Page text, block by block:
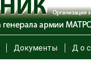
Документы Д о с